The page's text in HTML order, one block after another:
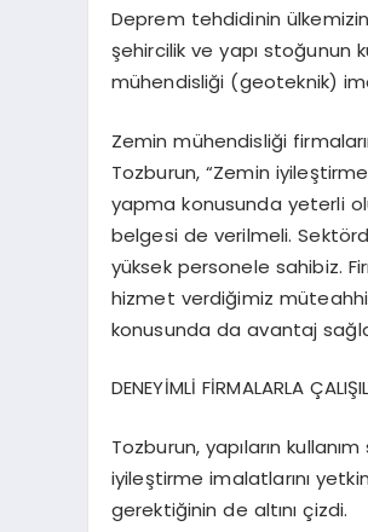
Deprem tehdidinin
şehircilik ve yapı stoğunun
mühendisliği (geoteknik)
Zemin mühendisliği
Tozburun, “Zemin
yapma konusunda yeterli
belgesi de verilmeli.
yüksek personele sahibiz.
hizmet verdiğimiz
konusunda da avantaj
DENEYİMLİ FİRMALARLA
Tozburun, yapıların
iyileştirme imalatlarını
gerektiğinin de altını çizdi.